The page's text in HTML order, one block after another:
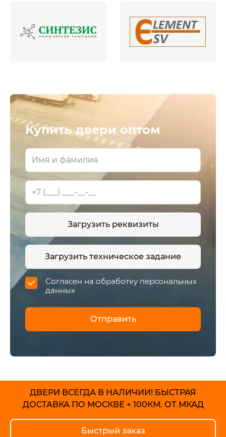
Купить двери оптом
Загрузить реквизиты
Загрузить техническое задание
Согласен на обработку персональных
данных
ДВЕРИ ВСЕГДА В НАЛИЧИИ! БЫСТРАЯ
ДОСТАВКА ПО МОСКВЕ + 100КМ. ОТ МКАД
Быстрый заказ